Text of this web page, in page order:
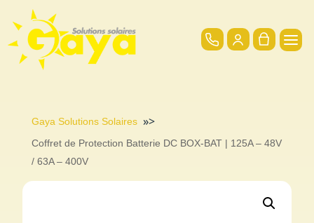
Gaya Solutions Solaires »>
Coffret de Protection Batterie DC BOX-BAT | 125A – 48V
/ 63A – 400V